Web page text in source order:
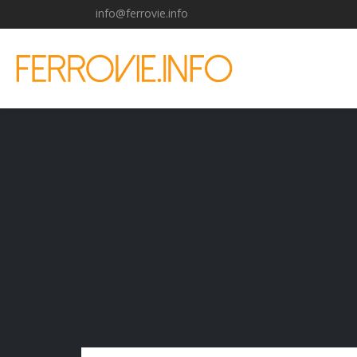
info@ferrovie.info